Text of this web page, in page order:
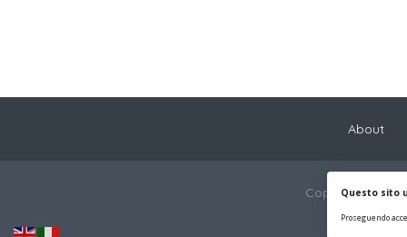
About
Copyright ©Questo sito
Proseguendo